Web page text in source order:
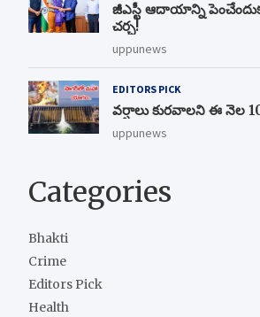
జీఎస్టీ ఆదాయాన్ని
చర్చ!
uppunews
EDITORS PICK
వర్షాలు కురవాలని ఈ నెల
uppunews
Categories
Bhakti
Crime
Editors Pick
Health